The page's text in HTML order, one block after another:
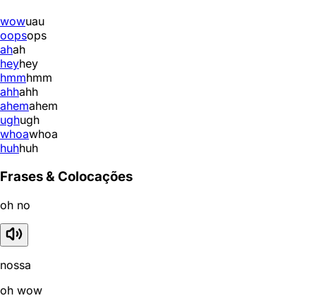
wowuau
oopsops
ahah
heyhey
hmmhmm
ahhahh
ahemahem
ughugh
whoawhoa
huhhuh
Frases & Colocações
oh no
nossa
oh wow